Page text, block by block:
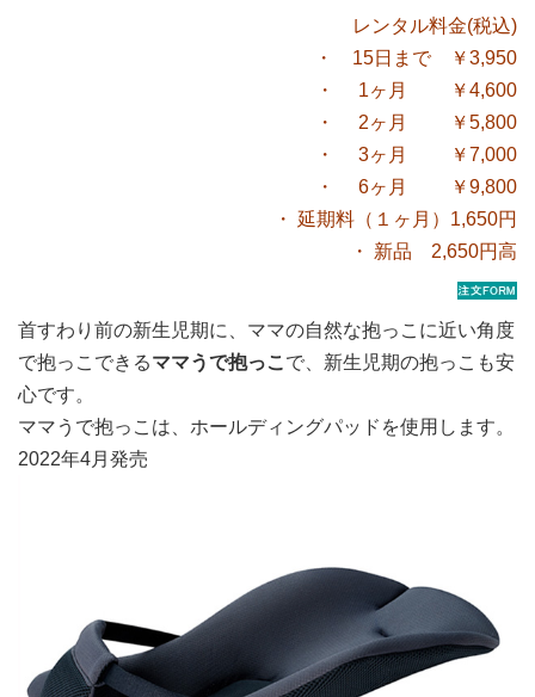
レンタル料金(税込)
・ 15日まで ￥3,950
・ 1ヶ月 ￥4,600
・ 2ヶ月 ￥5,800
・ 3ヶ月 ￥7,000
・ 6ヶ月 ￥9,800
・ 延期料（１ヶ月）1,650円
・ 新品 2,650円高
首すわり前の新生児期に、ママの自然な抱っこに近い角度
で抱っこできるママうで抱っこ で、新生児期の抱っこも安
心です。
ママうで抱っこは、ホールディングパッドを使用します。
2022年4月発売